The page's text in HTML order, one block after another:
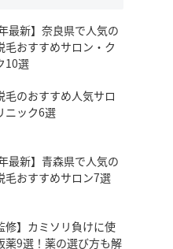
最新】奈良県で人気の
毛おすすめサロン・ク
10選
毛のおすすめ人気サロ
ニック6選
最新】青森県で人気の
毛おすすめサロン7選
修】カミソリ負けに使
薬9選！薬の選び方も解